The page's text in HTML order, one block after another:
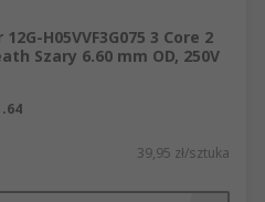
H05VVF3G075 3 Core 2
Szary 6.60 mm OD, 250V
39,95 zł/sztuka